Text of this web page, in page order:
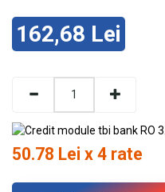
162,68 Lei
50.78 Lei x 4 rate